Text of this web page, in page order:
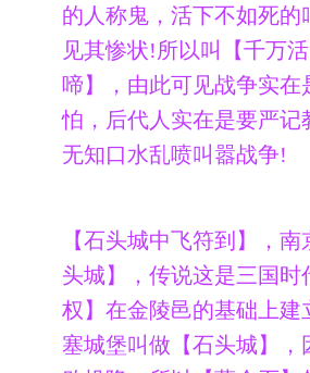
的人称鬼，活下不如死的
见其惨状!所以叫【千万
啼】，由此可见战争实在
怕，后代人实在是要严记
无知口水乱喷叫嚣战争!
【石头城中飞符到】，
头城】，传说这是三国时
权】在金陵邑的基础上建
塞城堡叫做【石头城】，